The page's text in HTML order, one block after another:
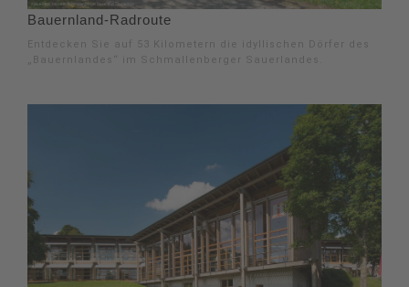
Bauernland-Radroute
Entdecken Sie auf 53 Kilometern die idyllischen Dörfer des
„Bauernlandes“ im Schmallenberger Sauerlandes.